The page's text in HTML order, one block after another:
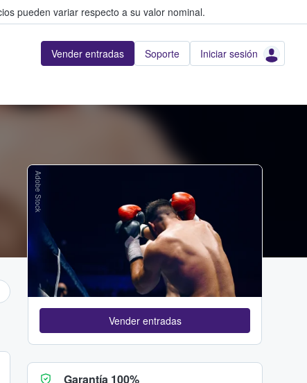
pueden variar respecto a su valor nominal.
Vender entradas Soporte Iniciar sesión
Adobe Stock
Vender entradas
Garantía 100%